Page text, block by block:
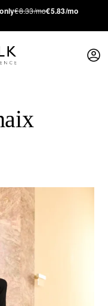
€8.33/mo€5.83/mo